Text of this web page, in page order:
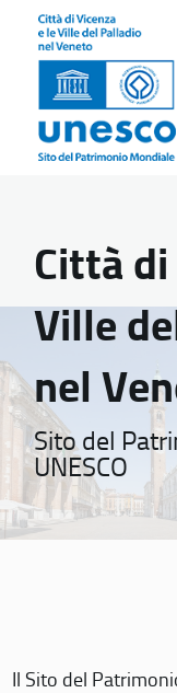
Città di
Ville
nel
Sito del
UNESCO
Il Sito del